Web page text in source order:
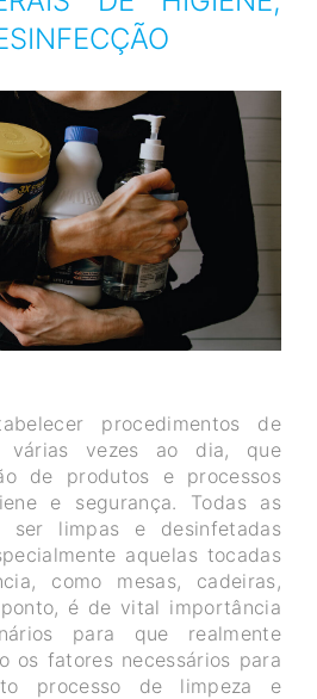
procedimentos de
várias vezes ao dia, que
de produtos e processos
e segurança. Todas as
ser limpas e desinfetadas
aquelas tocadas
como mesas, cadeiras,
é de vital importância
para que realmente
os fatores necessários para
processo de limpeza e